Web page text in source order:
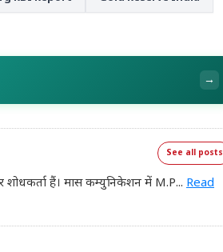
→
See all posts
शोधकर्ता हैं। मास कम्युनिकेशन में M.P... Read